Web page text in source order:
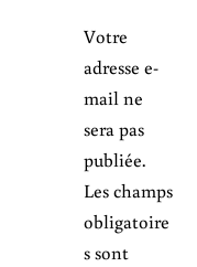
Votre
adresse e-
mail ne
sera pas
publiée.
Les champs
obligatoire
s sont